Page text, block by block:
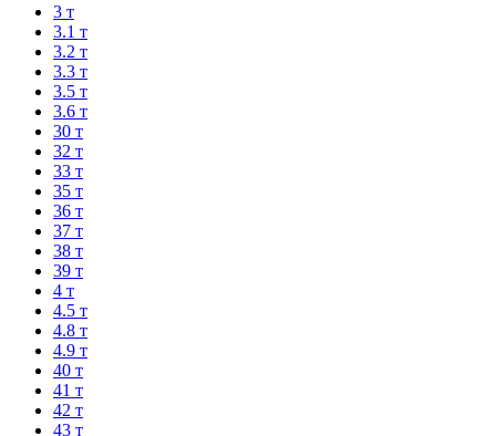
3 т
3.1 т
3.2 т
3.3 т
3.5 т
3.6 т
30 т
32 т
33 т
35 т
36 т
37 т
38 т
39 т
4 т
4.5 т
4.8 т
4.9 т
40 т
41 т
42 т
43 т